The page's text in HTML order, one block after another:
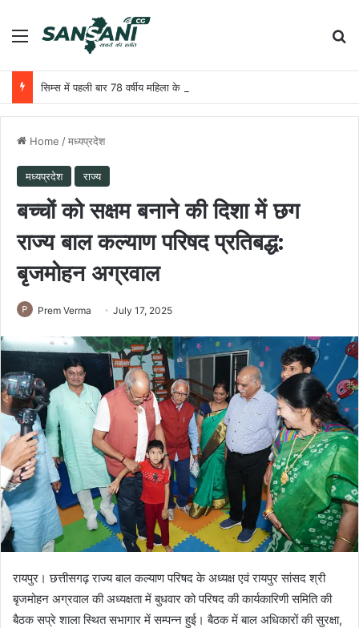
Menu
सिम्स में पहली बार 78 वर्षीय महिला के अंडाशय कैंसर की सफल सर्जरी
Home /मध्यप्रदेश
मध्यप्रदेश राज्य
बच्चों को सक्षम बनाने की दिशा में छग
राज्य बाल कल्याण परिषद प्रतिबद्ध:
बृजमोहन अग्रवाल
Prem Verma July 17, 2025
रायपुर। छत्तीसगढ़ राज्य बाल कल्याण परिषद के अध्यक्ष एवं रायपुर सांसद श्री
बृजमोहन अग्रवाल की अध्यक्षता में बुधवार को परिषद की कार्यकारिणी समिति की
बैठक सप्रे शाला स्थित सभागार में सम्पन्न हुई। बैठक में बाल अधिकारों की सुरक्षा,